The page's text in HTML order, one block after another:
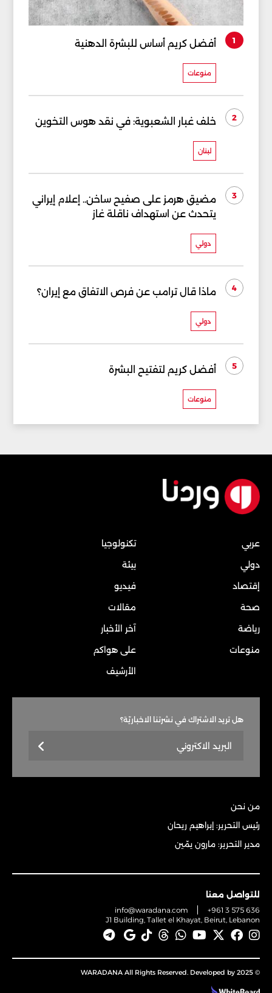
1 أفضل كريم أساس للبشرة الدهنية
منوعات
2 خلف غبار الشعبوية: في نقد هوس التخوين
لبنان
3
مضيق هرمز على صفيح ساخن.. إعلام إيراني
يتحدث عن استهداف ناقلة غاز
دولي
4 ماذا قال ترامب عن فرص الاتفاق مع إيران؟
دولي
5 أفضل كريم لتفتيح البشرة
منوعات
عربي
دولي
إقتصاد
صحة
رياضة
منوعات
تكنولوجيا
بيئة
فيديو
مقالات
آخر الأخبار
على هواكم
الأرشيف
هل تريد الاشتراك في نشرتنا الاخباريّة؟
من نحن
رئيس التحرير: إبراهيم ريحان
مدير التحرير: مارون يمّين
للتواصل معنا
info@waradana.com
+961 3 575 636
J1 Building, Tallet el Khayat, Beirut, Lebanon
© 2025 WARADANA All Rights Reserved. Developed by